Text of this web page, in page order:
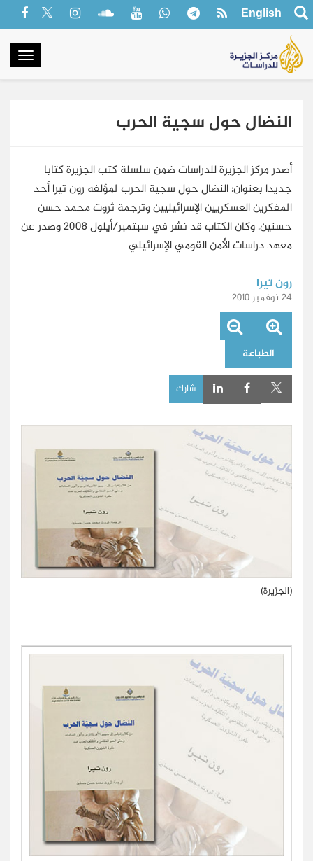
English
النضال حول سجية الحرب
أصدر مركز الجزيرة للدراسات ضمن سلسلة كتب الجزيرة كتابا
جديدا بعنوان: النضال حول سجية الحرب لمؤلفه رون تيرا أحد
المفكرين العسكريين الإسرائيليين وترجمة ثروت محمد حسن
حسنين. وكان الكتاب قد نشر في سبتمبر/أيلول 2008 وصدر عن
معهد دراسات الأمن القومي الإسرائيلي
رون تيرا
24 نوفمبر 2010
الطباعة
شارك
(الجزيرة)